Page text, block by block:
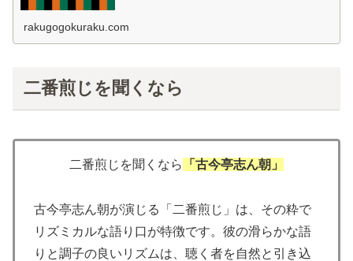
rakugogokuraku.com
二番煎じを聞くなら
二番煎じを聞くなら 「古今亭志ん朝」
古今亭志ん朝が演じる「二番煎じ」は、その粋で
リズミカルな語り口が特徴です。彼の滑らかな語
りと調子の良いリズムは、聴く者を自然と引き込